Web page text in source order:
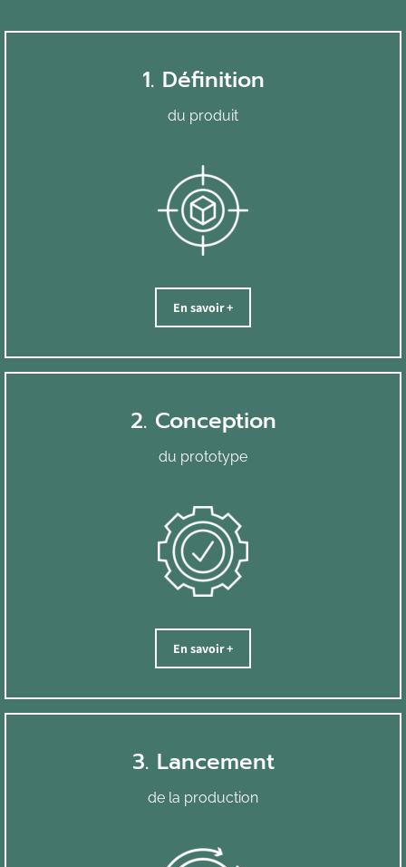
1. Définition
du produit
En savoir +
2. Conception
du prototype
En savoir +
3. Lancement
de la production